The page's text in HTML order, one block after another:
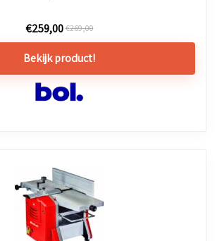
€259,00€269,00
Bekijk product!